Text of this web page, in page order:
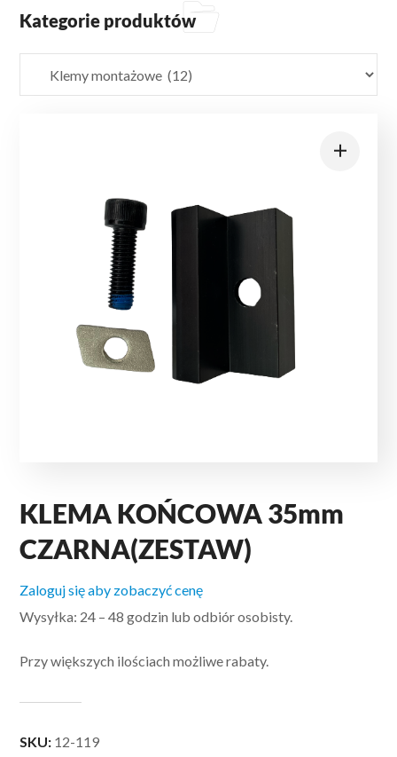
KLEMA KOŃCOWA 35mm
CZARNA(ZESTAW)
Zaloguj się aby zobaczyć cenę
Wysyłka: 24 – 48 godzin lub odbiór osobisty.
Przy większych ilościach możliwe rabaty.
SKU: 12-119
Kategorie produktów